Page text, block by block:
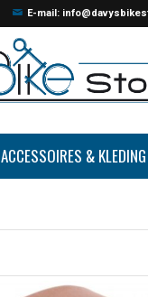
E-mail:
ACCESSOIRES & KLEDING